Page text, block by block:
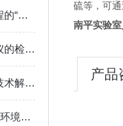
口部丙种射线报警器人防工程的“核生化”哨兵
天水车库人防空气质量检测仪的检测方法
生物报警器粒径测试方法：技术解析与应用要点
口部生物报警器SFEB-41F：环境生物因素变化的守护者
硫等，可
南平实验
产品